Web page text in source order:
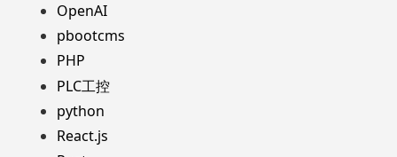
OpenAI
pbootcms
PHP
PLC工控
python
React.js